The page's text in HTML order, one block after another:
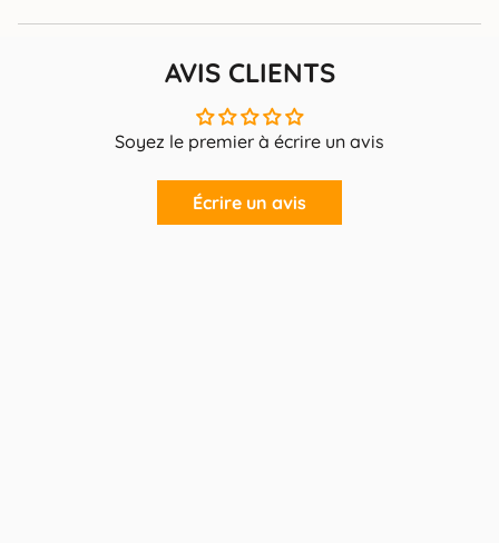
AVIS CLIENTS
Soyez le premier à écrire un avis
Écrire un avis